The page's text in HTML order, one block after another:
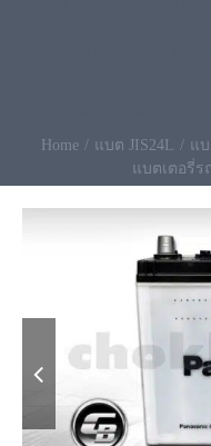
Home แบต JIS24L
แบ
แบตเตอรี่ร
